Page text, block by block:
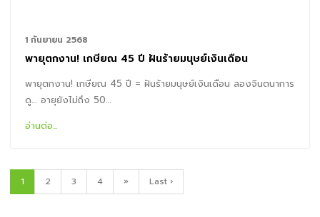
1 กันยายน 2568
พายุตกงาน! เกษียณ 45 ปี ฝันร้ายมนุษย์เงินเดือน
พายุตกงาน! เกษียณ 45 ปี = ฝันร้ายมนุษย์เงินเดือน ลองจินตนาการ
ดู… อายุยังไม่ถึง 50…
อ่านต่อ...
1 2 3 4 » Last ›